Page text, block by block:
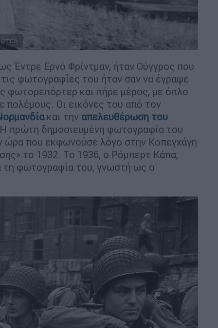
Έντρε Ερνό Φρίντμαν, ήταν Ούγγρος που
τις φωτογραφίες του ήταν σαν να έγραψε
φωτορεπόρτερ και πήρε μέρος, με όπλο
πολέμους. Οι εικόνες του από τον
και την απελευθέρωση του
πρώτη δημοσιευμένη φωτογραφία του
ώρα που εκφωνούσε λόγο στην Κοπεγχάγη
το 1932. Το 1936, ο Ρόμπερτ Κάπα,
τη φωτογραφία του, γνωστή ως ο